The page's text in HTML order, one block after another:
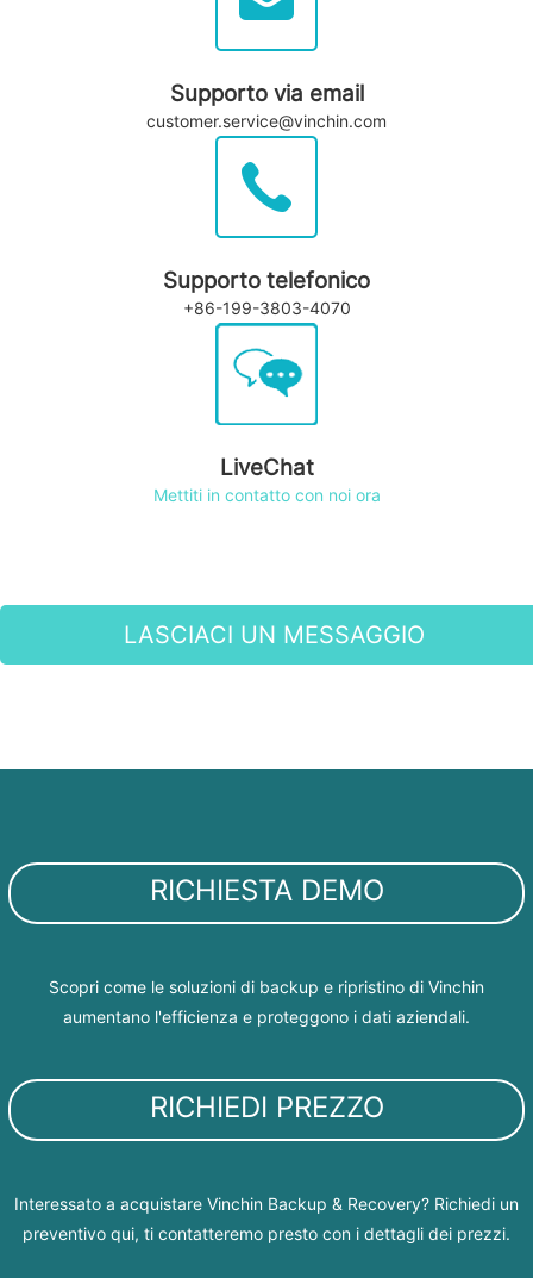
Supporto via email
customer.service@vinchin.com
Supporto telefonico
+86-199-3803-4070
LiveChat
Mettiti in contatto con noi ora
LASCIACI UN MESSAGGIO
RICHIESTA DEMO
Scopri come le soluzioni di backup e ripristino di Vinchin
aumentano l'efficienza e proteggono i dati aziendali.
RICHIEDI PREZZO
Interessato a acquistare Vinchin Backup & Recovery? Richiedi un
preventivo qui, ti contatteremo presto con i dettagli dei prezzi.